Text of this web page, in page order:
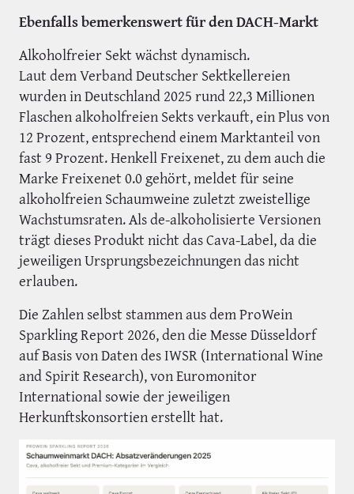
Ebenfalls bemerkenswert für den DACH-Markt
Alkoholfreier Sekt wächst dynamisch.
Laut dem Verband Deutscher Sektkellereien
wurden in Deutschland 2025 rund 22,3 Millionen
Flaschen alkoholfreien Sekts verkauft, ein Plus von
12 Prozent, entsprechend einem Marktanteil von
fast 9 Prozent. Henkell Freixenet, zu dem auch die
Marke Freixenet 0.0 gehört, meldet für seine
alkoholfreien Schaumweine zuletzt zweistellige
Wachstumsraten. Als de-alkoholisierte Versionen
trägt dieses Produkt nicht das Cava-Label, da die
jeweiligen Ursprungsbezeichnungen das nicht
erlauben.
Die Zahlen selbst stammen aus dem ProWein
Sparkling Report 2026, den die Messe Düsseldorf
auf Basis von Daten des IWSR (International Wine
and Spirit Research), von Euromonitor
International sowie der jeweiligen
Herkunftskonsortien erstellt hat.